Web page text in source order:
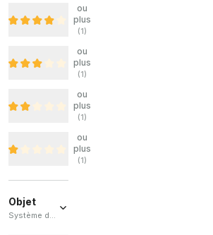
ou
plus
(1)
ou
plus
(1)
ou
plus
(1)
ou
plus
(1)
Objet
Système d'automatisation industrielle / Variateur de fréquence / Module de renforcement